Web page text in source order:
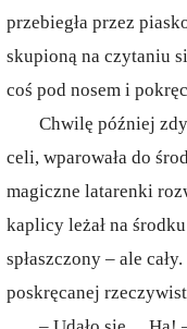
przebiegła przez
skupioną na czytaniu
coś pod nosem i
Chwilę później
celi, wparowała do
magiczne latarenki
kaplicy leżał na
spłaszczony – ale
poskręcanej